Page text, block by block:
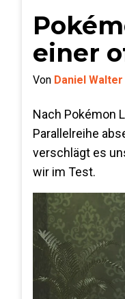
einer
Von Daniel Walter
Nach Pokémon
Parallelreihe
verschlägt es
wir im Test.